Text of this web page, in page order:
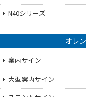
N40シリーズ
オレ
案内サイン
大型案内サイン